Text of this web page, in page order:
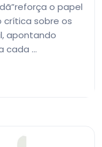
o papel
crítica sobre os
apontando
cada …